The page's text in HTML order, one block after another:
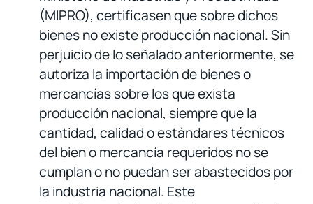
(MIPRO), certificasen que sobre dichos
bienes no existe producción nacional. Sin
perjuicio de lo señalado anteriormente, se
autoriza la importación de bienes o
mercancías sobre los que exista
producción nacional, siempre que la
cantidad, calidad o estándares técnicos
del bien o mercancía requeridos no se
cumplan o no puedan ser abastecidos por
la industria nacional. Este